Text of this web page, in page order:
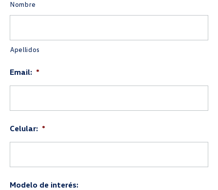
Nombre
Apellidos
Email: *
Celular: *
Modelo de interés: